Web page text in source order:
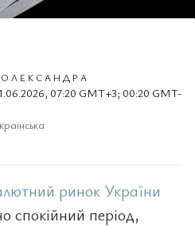
07:20 GMT+3; 00:20 GMT-
ринок України
спокійний період,